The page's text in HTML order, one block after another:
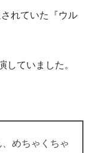
れていた
『ウル
していました。
めちゃくちゃ